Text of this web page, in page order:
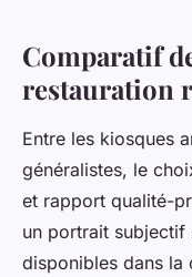
Comparatif
restauration
Entre les kiosques
généralistes, le
et rapport qualité-
un portrait subjectif
disponibles dans la